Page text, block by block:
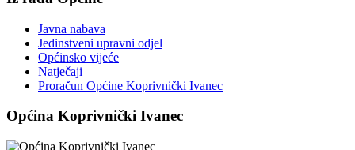
Javna nabava
Jedinstveni upravni odjel
Općinsko vijeće
Natječaji
Proračun Općine Koprivnički Ivanec
Općina Koprivnički Ivanec